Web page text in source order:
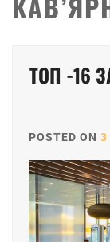
ТОП -16
POSTED ON 3